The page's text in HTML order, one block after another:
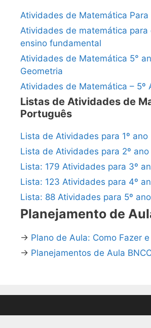
Atividades de Matemática Para
Atividades de matemática para
ensino fundamental
Atividades de Matemática 5°
Geometria
Atividades de Matemática – 5º
Listas de Atividades de
Português
Lista de Atividades para 1º ano
Lista de Atividades para 2º ano
Lista: 179 Atividades para 3º
Lista: 123 Atividades para 4º
Lista: 88 Atividades para 5º ano
Planejamento de
→ Plano de Aula: Como Fazer
→ Planejamentos de Aula